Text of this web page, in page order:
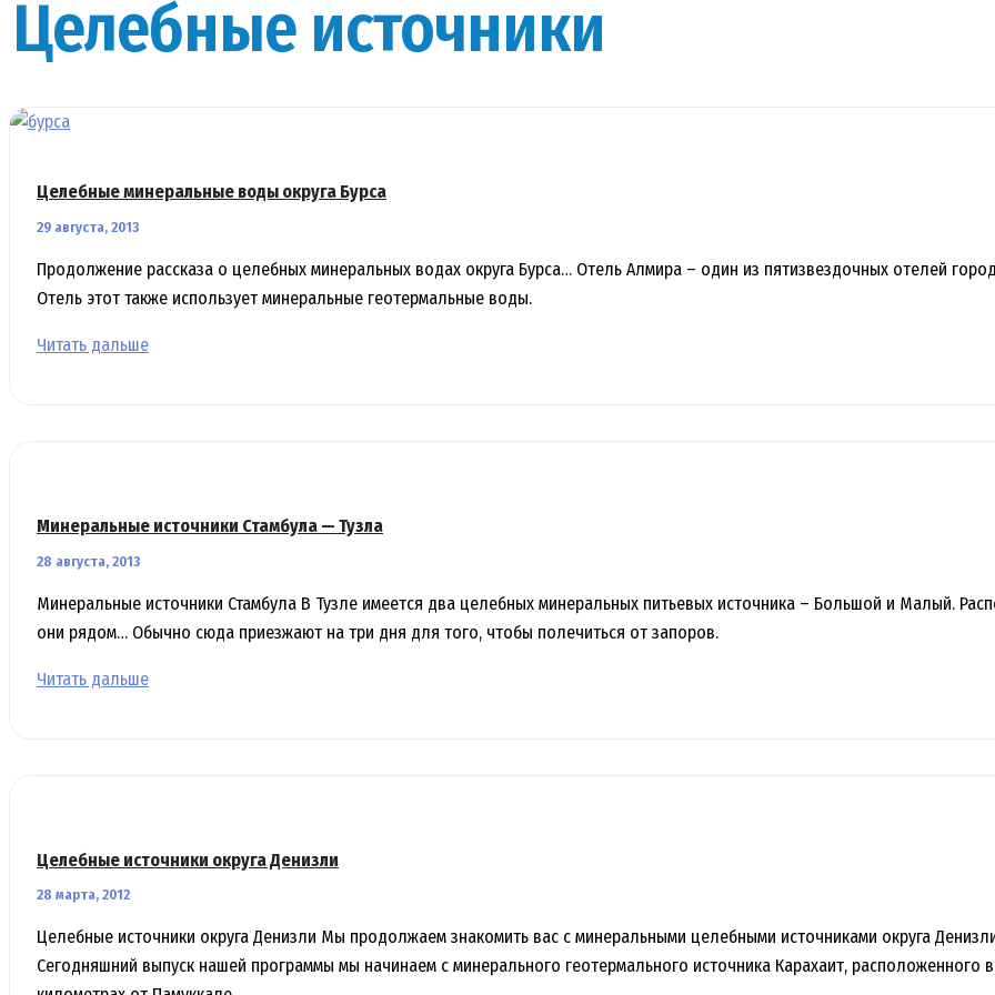
Целебные источники
Целебные минеральные воды округа Бурса
29 августа, 2013
Продолжение рассказа о целебных минеральных водах округа Бурса… Отель Алмира – один из пятизвездочных отелей
Отель этот также использует минеральные геотермальные воды.
Целебные
Читать дальше
Минеральные источники Стамбула — Тузла
28 августа, 2013
Минеральные источники Стамбула В Тузле имеется два целебных минеральных питьевых источника – Большой и Малый.
они рядом… Обычно сюда приезжают на три дня для того, чтобы полечиться от запоров.
Минеральные
Читать дальше
Целебные источники округа Денизли
28 марта, 2012
Целебные источники округа Денизли Мы продолжаем знакомить вас с минеральными целебными источниками округа
Сегодняшний выпуск нашей программы мы начинаем с минерального геотермального источника Карахаит, расположенного